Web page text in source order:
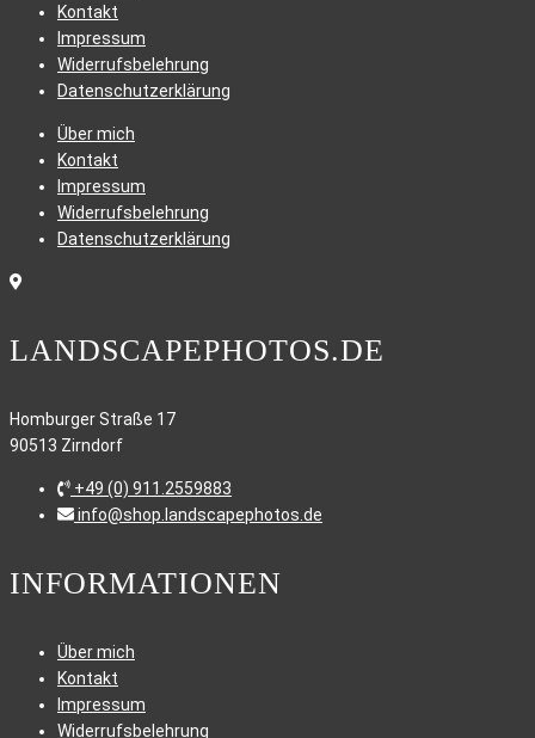
Kontakt
Impressum
Widerrufsbelehrung
Datenschutzerklärung
Über mich
Kontakt
Impressum
Widerrufsbelehrung
Datenschutzerklärung
LANDSCAPEPHOTOS.DE
Homburger Straße 17
90513 Zirndorf
+49 (0) 911.2559883
info@shop.landscapephotos.de
INFORMATIONEN
Über mich
Kontakt
Impressum
Widerrufsbelehrung